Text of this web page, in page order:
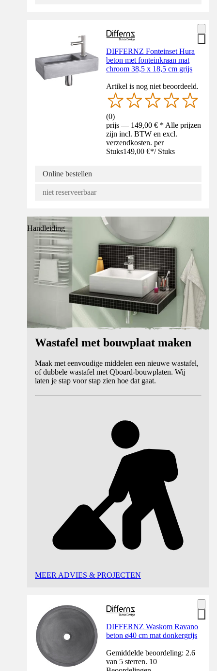
DIFFERNZ Fonteinset Hura
beton met fonteinkraan mat
chroom 38,5 x 18,5 cm grijs
Artikel is nog niet beoordeeld.
(0)
prijs — 149,00 € * Alle prijzen
zijn incl. BTW en excl.
verzendkosten. per
Stuks149,00 €*/ Stuks
Online bestellen
niet reserveerbaar
Handleiding
Wastafel met bouwplaat maken
Maak met eenvoudige middelen een nieuwe wastafel,
of dubbele wastafel met Qboard-bouwplaten. Wij
laten je stap voor stap zien hoe dat gaat.
MEER ADVIES & PROJECTEN
DIFFERNZ Waskom Ravano
beton ø40 cm mat donkergrijs
Gemiddelde beoordeling: 2.6
van 5 sterren. 10